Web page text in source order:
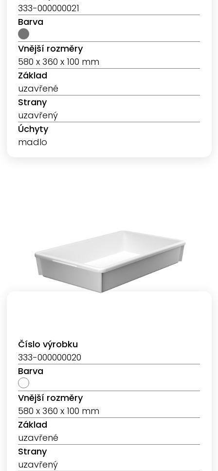
333-000000021
Barva
Vnější rozměry
580 x 360 x 100 mm
Základ
uzavřené
Strany
uzavřený
Úchyty
madlo
Číslo výrobku
333-000000020
Barva
Vnější rozměry
580 x 360 x 100 mm
Základ
uzavřené
Strany
uzavřený